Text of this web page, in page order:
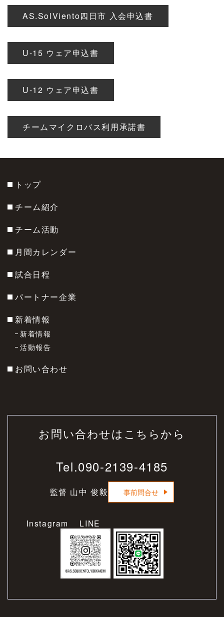
AS.SolViento四日市 入会申込書
U-15 ウェア申込書
U-12 ウェア申込書
チームマイクロバス利用承諾書
トップ
チーム紹介
チーム活動
月間カレンダー
試合日程
パートナー企業
新着情報
新着情報
活動報告
お問い合わせ
お問い合わせはこちらから
Tel.090-2139-4185
監督 山中 俊毅 事前問合せ
Instagram LINE